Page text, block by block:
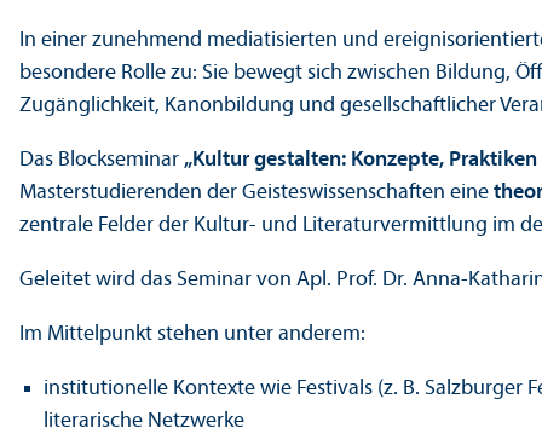
In einer zunehmend mediatisierten und
besondere Rolle zu: Sie bewegt sich zwischen Bildung,
Zugänglichkeit, Kanonbildung und gesellschaft­licher
Das Blockseminar „Kultur gestalten: Konzepte,
Master­studierenden der Geistes­wissenschaften eine
zentrale Felder der Kultur- und Literatur­vermittlung im
Geleitet wird das Seminar von Apl. Prof. Dr. Anna-
Im Mittelpunkt stehen unter anderem:
institutionelle Kontexte wie Festivals (z. B. Salzburger
literarische Netzwerke